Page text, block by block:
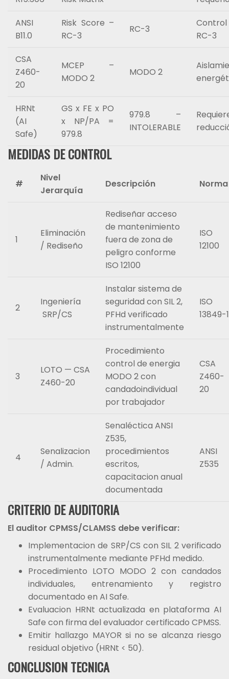
ANSI
B11.0
Risk Score –
RC-3
RC-3
RC-3
CSA
Z460-
20
MCEP –
MODO 2
MODO 2
HRNt
(AI
Safe)
GS x FE x PO
x NP/PA =
979.8
979.8 –
INTOLERABLE
MEDIDAS DE CONTROL
#
Nivel
Jerarquía
Descripción Norma
1
Eliminación
/ Rediseño
Rediseñar acceso
de mantenimiento
fuera de zona de
peligro conforme
ISO 12100
ISO
12100
2
Ingeniería
SRP/CS
Instalar sistema de
seguridad con SIL 2,
PFHd verificado
instrumentalmente
ISO
13849-1
3
LOTO — CSA
Z460-20
Procedimiento
control de energia
MODO 2 con
candadoindividual
por trabajador
CSA
Z460-
20
4
Senalizacion
/ Admin.
Senaléctica ANSI
Z535,
procedimientos
escritos,
capacitacion anual
documentada
ANSI
Z535
CRITERIO DE AUDITORIA
El auditor CPMSS/CLAMSS debe verificar:
Implementacion de SRP/CS con SIL 2 verificado
instrumentalmente mediante PFHd medido.
Procedimiento LOTO MODO 2 con candados
individuales, entrenamiento y registro
documentado en AI Safe.
Evaluacion HRNt actualizada en plataforma AI
Safe con firma del evaluador certificado CPMSS.
Emitir hallazgo MAYOR si no se alcanza riesgo
residual objetivo (HRNt < 50).
CONCLUSION TECNICA